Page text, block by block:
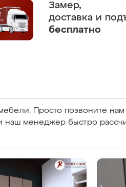
Замер,
доставка и
бесплатно
Просто позвоните
наш менеджер быстро